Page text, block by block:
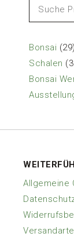
Bonsai 29
Schalen
Bonsai
Allgemeine